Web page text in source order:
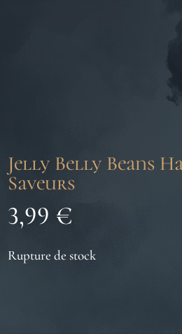
Jelly Belly Beans
Saveurs
3,99 €
Rupture de stock